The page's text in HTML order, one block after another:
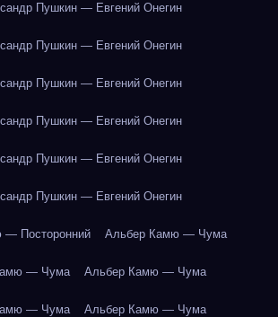
Пушкин — Евгений Онегин
Пушкин — Евгений Онегин
Пушкин — Евгений Онегин
Пушкин — Евгений Онегин
Пушкин — Евгений Онегин
Пушкин — Евгений Онегин
— Посторонний Альбер Камю — Чума
— Чума Альбер Камю — Чума
— Чума Альбер Камю — Чума